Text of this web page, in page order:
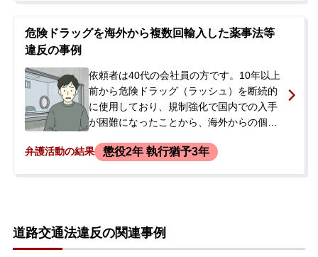
ました。そこで、今後の対応について相談
するため、当事務所に来所されました。
危険ドラッグを海外から複数回輸入した薬事法等
違反の事例
依頼者は40代の会社員の方です。10年以上
前から危険ドラッグ（ラッシュ）を断続的
に使用しており、規制強化で国内での入手
が困難になったことから、海外からの個人
荷物が複数回止められていることは認識し
行われ、自宅に保管していた危険ドラッグ
やパソコンが押収されています。逮捕の連
弁護活動の結果 懲役2年 執行猶予3年
道路交通法違反の関連事例